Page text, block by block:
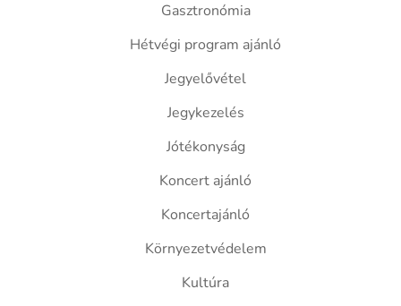
Gasztronómia
Hétvégi program ajánló
Jegyelővétel
Jegykezelés
Jótékonyság
Koncert ajánló
Koncertajánló
Környezetvédelem
Kultúra